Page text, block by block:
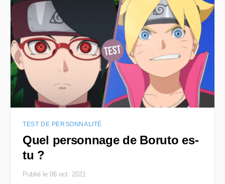
TEST DE PERSONNALITÉ
Quel personnage de Boruto es-
tu ?
Publié le 06 oct. 2021